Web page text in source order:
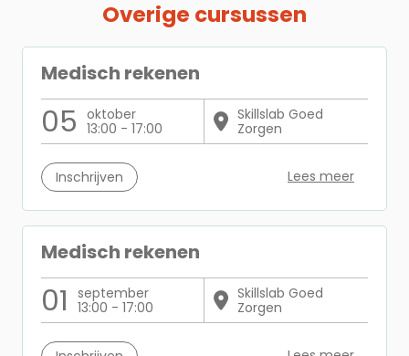
Overige cursussen
Medisch rekenen
05 oktober
13:00 - 17:00
Skillslab Goed
Zorgen
Inschrijven Lees meer
Medisch rekenen
01
september
13:00 - 17:00
Skillslab Goed
Zorgen